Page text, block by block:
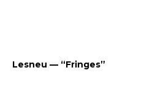
Lesneu — “Fringes”